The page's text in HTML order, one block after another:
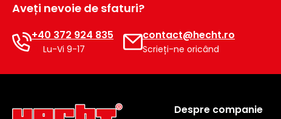
Aveți nevoie de sfaturi?
+40 372 924 835
Lu-Vi 9-17
contact@hecht.ro
Scrieți-ne oricând
Despre companie